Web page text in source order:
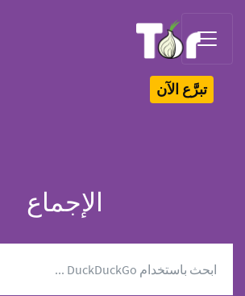
تبرَّع الآن
الإجماع